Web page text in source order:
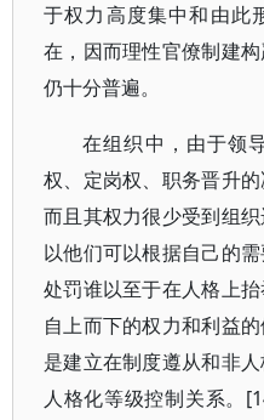
于权力高度集中和由此
在，因而理性官僚制建
仍十分普遍。
在组织中，由于领
权、定岗权、职务晋升
而且其权力很少受到组
以他们可以根据自己的需
处罚谁以至于在人格上
自上而下的权力和利益
是建立在制度遵从和非
人格化等级控制关系。